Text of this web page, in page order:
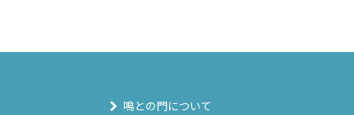
鳴との門について